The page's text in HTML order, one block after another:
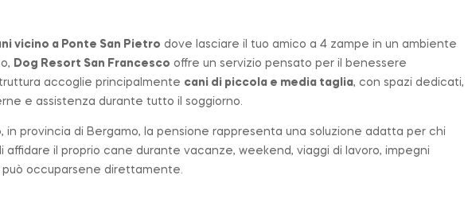
vicino a Ponte San Pietro dove lasciare il tuo amico a 4 zampe in un ambiente
Dog Resort San Francesco offre un servizio pensato per il benessere
accoglie principalmente cani di piccola e media taglia, con spazi dedicati,
e assistenza durante tutto il soggiorno.
, in provincia di Bergamo, la pensione rappresenta una soluzione adatta per chi
affidare il proprio cane durante vacanze, weekend, viaggi di lavoro, impegni
può occuparsene direttamente.